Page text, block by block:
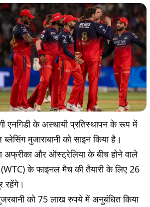
एनगिडी के अस्थायी प्रतिस्थापन के रूप में
मुजाराबानी को साइन किया है।
अफ्रीका और ऑस्ट्रेलिया के बीच होने वाले
(WTC) के फाइनल मैच की तैयारी के लिए 26
रहेंगे।
को 75 लाख रुपये में अनुबंधित किया